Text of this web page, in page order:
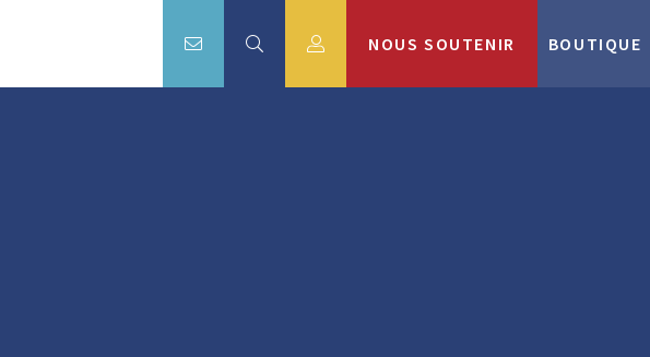
NOUS SOUTENIR BOUTIQUE